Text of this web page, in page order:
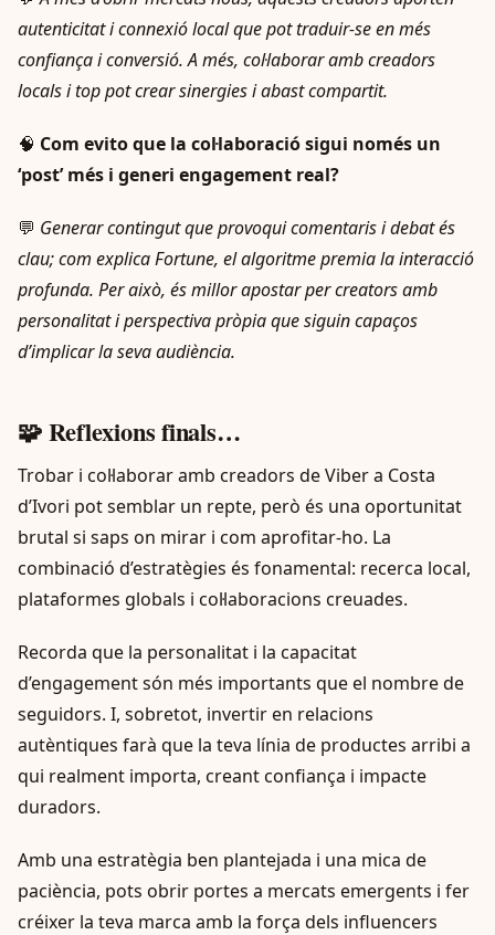
autenticitat i connexió local que pot traduir-se en més
confiança i conversió. A més, col·laborar amb creadors
locals i top pot crear sinergies i abast compartit.
🧠 Com evito que la col·laboració sigui només un
‘post’ més i generi engagement real?
💬 Generar contingut que provoqui comentaris i debat és
clau; com explica Fortune, el algoritme premia la interacció
profunda. Per això, és millor apostar per creators amb
personalitat i perspectiva pròpia que siguin capaços
d’implicar la seva audiència.
🧩 Reflexions finals…
Trobar i col·laborar amb creadors de Viber a Costa
d’Ivori pot semblar un repte, però és una oportunitat
brutal si saps on mirar i com aprofitar-ho. La
combinació d’estratègies és fonamental: recerca local,
plataformes globals i col·laboracions creuades.
Recorda que la personalitat i la capacitat
d’engagement són més importants que el nombre de
seguidors. I, sobretot, invertir en relacions
autèntiques farà que la teva línia de productes arribi a
qui realment importa, creant confiança i impacte
duradors.
Amb una estratègia ben plantejada i una mica de
paciència, pots obrir portes a mercats emergents i fer
créixer la teva marca amb la força dels influencers